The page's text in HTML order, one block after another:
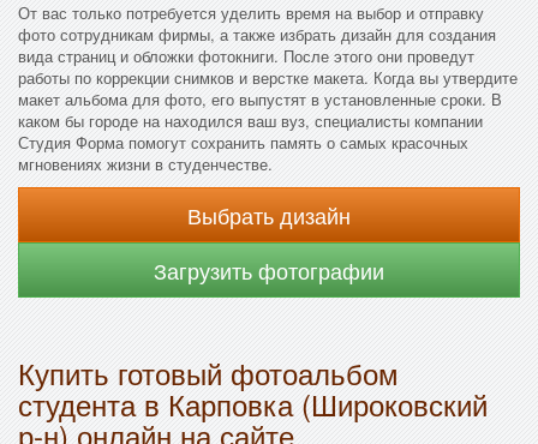
От вас только потребуется уделить время на выбор и отправку
фото сотрудникам фирмы, а также избрать дизайн для создания
вида страниц и обложки фотокниги. После этого они проведут
работы по коррекции снимков и верстке макета. Когда вы утвердите
макет альбома для фото, его выпустят в установленные сроки. В
каком бы городе на находился ваш вуз, специалисты компании
Студия Форма помогут сохранить память о самых красочных
мгновениях жизни в студенчестве.
Выбрать дизайн
Загрузить фотографии
Купить готовый фотоальбом
студента в Карповка (Широковский
р-н) онлайн на сайте